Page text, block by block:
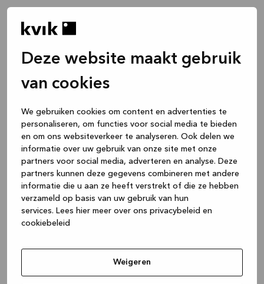
Deze website maakt gebruik
van cookies
We gebruiken cookies om content en advertenties te
personaliseren, om functies voor social media te bieden
en om ons websiteverkeer te analyseren. Ook delen we
informatie over uw gebruik van onze site met onze
partners voor social media, adverteren en analyse. Deze
partners kunnen deze gegevens combineren met andere
informatie die u aan ze heeft verstrekt of die ze hebben
verzameld op basis van uw gebruik van hun
services. Lees hier meer over ons privacybeleid en
cookiebeleid
Weigeren
(see the browser console for more
information).